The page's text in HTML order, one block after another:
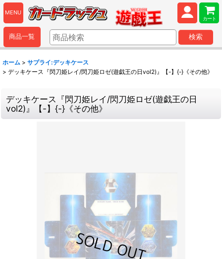
MENU
カート
商品一覧 検索
ホーム > サプライ:デッキケース
> デッキケース『閃刀姫レイ/閃刀姫ロゼ(遊戯王の日vol2)』【-】{-}《その他》
デッキケース『閃刀姫レイ/閃刀姫ロゼ(遊戯王の日
vol2)』【-】{-}《その他》